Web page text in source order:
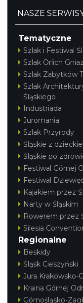
NASZE
Tematyczne
Szlak i Festiwal
Szlak Orlich
Szlak Zabytków
Szlak
Śląskiego
Industriada
Juromania
Szlak Przyrody
Śląskie z
Śląskie po
Festiwal Górnej
Festiwal
Kajakiem przez
Narty w Śląskim
Rowerem przez
Silesia
Regionalne
Beskidy
Śląsk Cieszyński
Jura Krakowsko-
Kraina Górnej
Górnośląsko-